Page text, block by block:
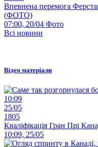
Впевнена перемога
(ФОТО)
07:00, 20/04 Фото
Всі новини
Відео матеріали
10:09
25/05
1805
Кваліфікація Гран Прі
10:09, 25/05